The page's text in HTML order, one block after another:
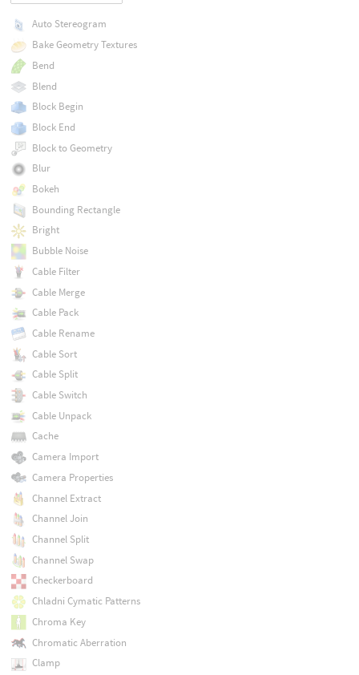
Auto Stereogram
Bake Geometry Textures
Bend
Blend
Block Begin
Block End
Block to Geometry
Blur
Bokeh
Bounding Rectangle
Bright
Bubble Noise
Cable Filter
Cable Merge
Cable Pack
Cable Rename
Cable Sort
Cable Split
Cable Switch
Cable Unpack
Cache
Camera Import
Camera Properties
Channel Extract
Channel Join
Channel Split
Channel Swap
Checkerboard
Chladni Cymatic Patterns
Chroma Key
Chromatic Aberration
Clamp